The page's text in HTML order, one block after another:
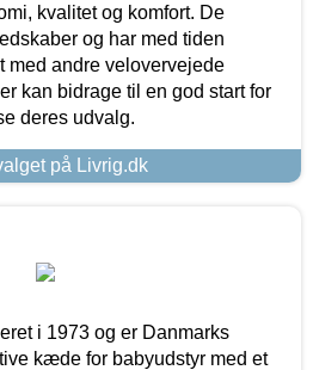
kvalitet og komfort. De
og har med tiden
med andre velovervejede
kan bidrage til en god start for
deres udvalg.
på Livrig.dk
i 1973 og er Danmarks
kæde for babyudstyr med et